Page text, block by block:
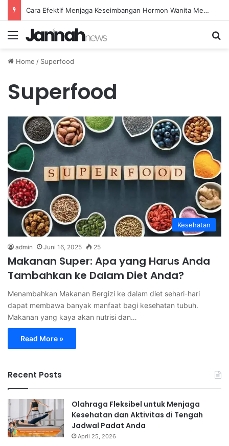
Cara Efektif Menjaga Keseimbangan Hormon Wanita Menjelang Menopause
Menu
Home / Superfood
Superfood
Kesehatan
admin Juni 16, 2025 25
Makanan Super: Apa yang Harus Anda
Tambahkan ke Dalam Diet Anda?
Menambahkan Makanan Bergizi ke dalam diet sehari-hari
dapat membawa banyak manfaat bagi kesehatan tubuh.
Makanan yang kaya akan nutrisi dan…
Read More »
Recent Posts
Olahraga Fleksibel untuk Menjaga
Kesehatan dan Aktivitas di Tengah
Jadwal Padat Anda
April 25, 2026